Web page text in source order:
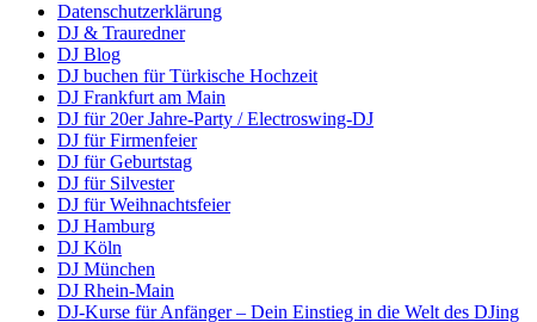
Datenschutzerklärung
DJ & Trauredner
DJ Blog
DJ buchen für Türkische Hochzeit
DJ Frankfurt am Main
DJ für 20er Jahre-Party / Electroswing-DJ
DJ für Firmenfeier
DJ für Geburtstag
DJ für Silvester
DJ für Weihnachtsfeier
DJ Hamburg
DJ Köln
DJ München
DJ Rhein-Main
DJ-Kurse für Anfänger – Dein Einstieg in die Welt des DJing